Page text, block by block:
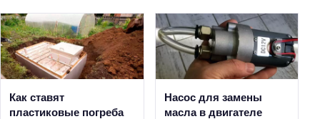
Как ставят
пластиковые погреба
Насос для замены
масла в двигателе